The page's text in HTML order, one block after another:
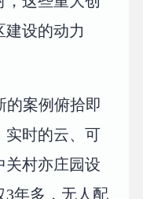
建设的动力
的案例俯拾即
实时的云、可
村亦庄园设
3年多，无人配